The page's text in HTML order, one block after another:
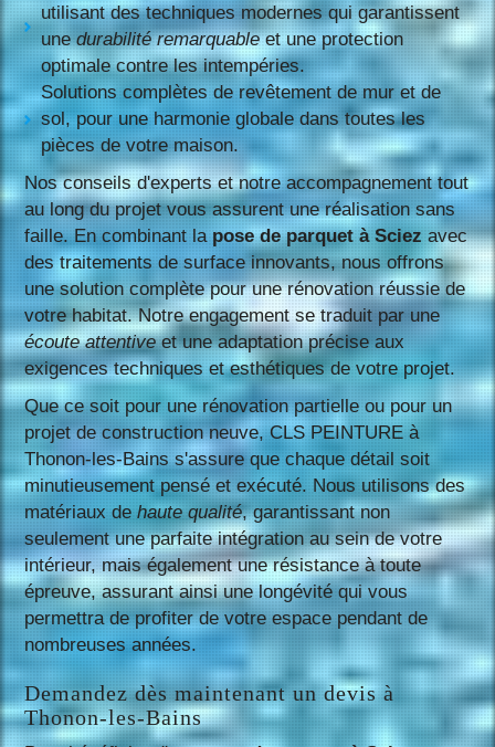
utilisant des techniques modernes qui garantissent
unedurabilité remarquableet une protection
optimale contre les intempéries.
Solutions complètes de revêtement de mur et de
sol, pour une harmonie globale dans toutes les
pièces de votre maison.
Nos conseils d'experts et notre accompagnement tout
au long du projet vous assurent une réalisation sans
faille. En combinant lapose de parquet à Sciez avec
des traitements de surface innovants, nous offrons
une solution complète pour une rénovation réussie de
votre habitat. Notre engagement se traduit par une
écoute attentiveet une adaptation précise aux
exigences techniques et esthétiques de votre projet.
Que ce soit pour une rénovation partielle ou pour un
projet de construction neuve, CLS PEINTURE à
Thonon-les-Bains s'assure que chaque détail soit
minutieusement pensé et exécuté. Nous utilisons des
matériaux dehaute qualité, garantissant non
seulement une parfaite intégration au sein de votre
intérieur, mais également une résistance à toute
épreuve, assurant ainsi une longévité qui vous
permettra de profiter de votre espace pendant de
nombreuses années.
Demandez dès maintenant un devis à
Thonon-les-Bains